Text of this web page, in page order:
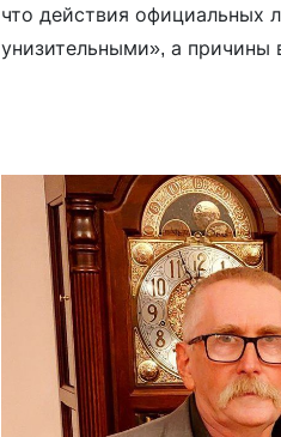
что действия официальных
унизительными», а причины